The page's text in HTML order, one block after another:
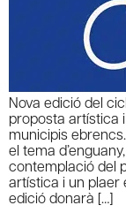
Nova edició del
proposta artística
municipis
el tema
contemplació del
artística i un plaer
edició donarà […]